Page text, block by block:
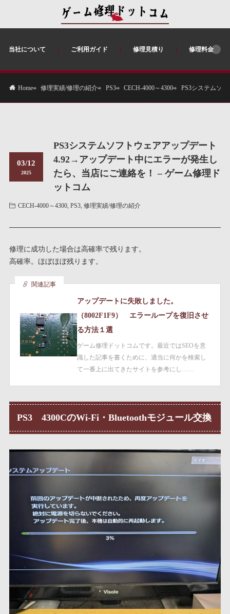
当社について ご利用ガイド 修理見積り 修理料金
Home 修理実績/修理の紹介 PS3 CECH-4000～4300 PS3システムソ
03/12
2025
PS3システムソフトウェアアップデート
4.92→アップデート中にエラーが発生し
たら、当店にご連絡を！ – ゲーム修理ド
ットコム
CECH-4000～4300, PS3, 修理実績/修理の紹介
修理に成功した場合は高確率で残ります。
高確率。ほぼほぼ残ります。
関連記事
アップデートに失敗しました。
（8002F1F9） エラーループを復旧させ
る方法１選
ゲーム修理ドットコムです。最近ではSEOを意
識した記事を書くために、適当に何かを検索し
て一番上に出てきたサイトを参考にし……
PS3 4300CのWi-Fi・Bluetoothモジュール交換